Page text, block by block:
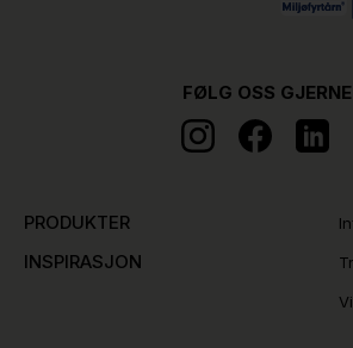
PRODUKTER
INSPIRASJON
FØLG OSS GJERNE